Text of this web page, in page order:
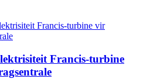
Francis-turbine